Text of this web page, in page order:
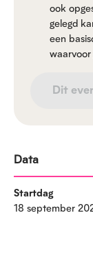
ook
gelegd
een
waarvoor
Dit
Data
Startdag
18 september